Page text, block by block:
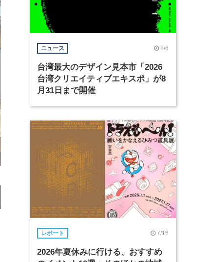
ニュース 8/6
台湾最大のデザイン見本市「2026
台湾クリエイティブエキスポ」が8
月31日まで開催
レポート 7/16
2026年夏休みに行ける、おすすめ